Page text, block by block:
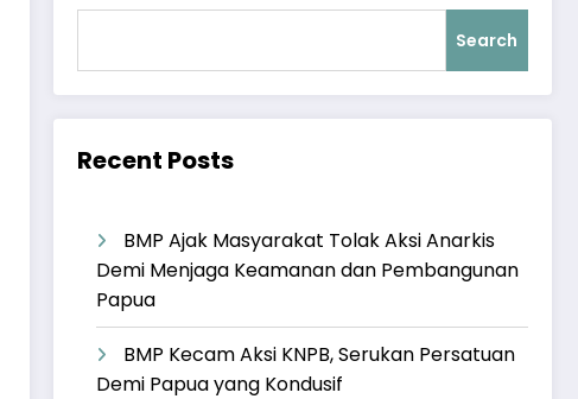
Search
Recent Posts
BMP Ajak Masyarakat Tolak Aksi Anarkis
Demi Menjaga Keamanan dan Pembangunan
Papua
BMP Kecam Aksi KNPB, Serukan Persatuan
Demi Papua yang Kondusif